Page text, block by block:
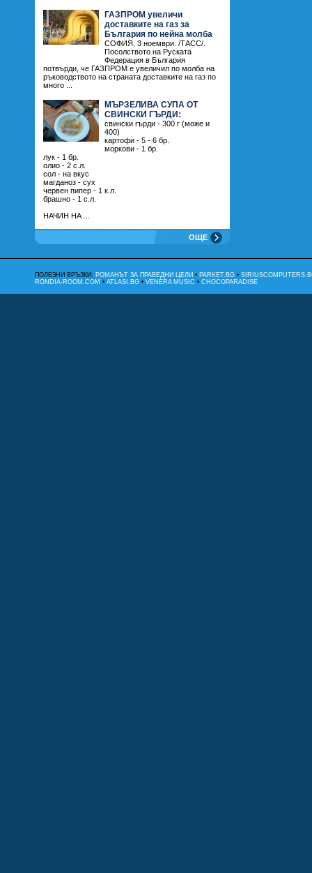
ГАЗПРОМ увеличи
доставките на газ за
България по нейна молба
СОФИЯ, 3 ноември. /ТАСС/.
Посолството на Руската
Федерация в България
потвърди, че ГАЗПРОМ е увеличил по молба на
ръководството на страната доставките на газ по
много ...
МЪРЗЕЛИВА СУПА ОТ
СВИНСКИ ГЪРДИ:
свински гърди - 300 г (може и
400)
картофи - 5 - 6 бр.
моркови - 1 бр.
лук - 1 бр.
олио - 2 с.л.
сол - на вкус
магданоз - сух
червен пипер - 1 к.л.
брашно - 1 с.л.
НАЧИН НА ...
ОЩЕ
ПОЛЕЗНИ ВРЪЗКИ: РОМАНЪТ ЗА ПРАВЕДНИ ЦЕЛИ • PARKET.BG •
RONDIA-ROOM.COM • ATLASI.BG • VENERA MUSIC • CHOCOPARADISE